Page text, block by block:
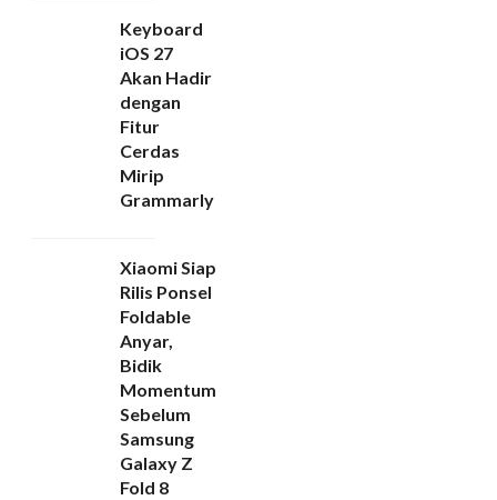
Keyboard
iOS 27
Akan Hadir
dengan
Fitur
Cerdas
Mirip
Grammarly
Xiaomi Siap
Rilis Ponsel
Foldable
Anyar,
Bidik
Momentum
Sebelum
Samsung
Galaxy Z
Fold 8